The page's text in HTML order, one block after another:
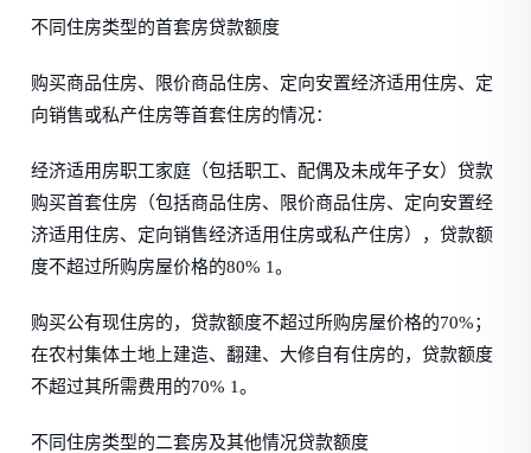
不同住房类型的首套房贷款额度
购买商品住房、限价商品住房、定向安置经济适用住房、定
向销售或私产住房等首套住房的情况：
经济适用房职工家庭（包括职工、配偶及未成年子女）贷款
购买首套住房（包括商品住房、限价商品住房、定向安置经
济适用住房、定向销售经济适用住房或私产住房），贷款额
度不超过所购房屋价格的80% 1。
购买公有现住房的，贷款额度不超过所购房屋价格的70%；
在农村集体土地上建造、翻建、大修自有住房的，贷款额度
不超过其所需费用的70% 1。
不同住房类型的二套房及其他情况贷款额度